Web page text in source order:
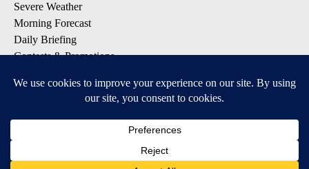
Severe Weather
Morning Forecast
Daily Briefing
Contests & Promotions
DOWNLOAD OUR APPS
Available for iOS and Android